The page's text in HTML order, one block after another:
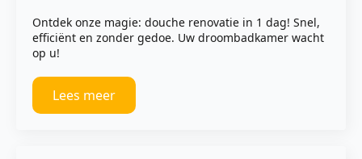
Ontdek onze magie: douche renovatie in 1 dag! Snel,
efficiënt en zonder gedoe. Uw droombadkamer wacht
op u!
Lees meer